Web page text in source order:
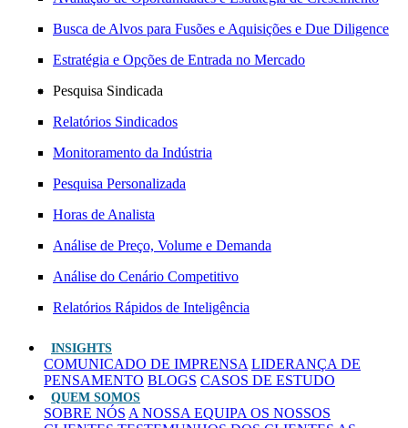
Busca de Alvos para Fusões e Aquisições e Due Diligence
Estratégia e Opções de Entrada no Mercado
Pesquisa Sindicada
Relatórios Sindicados
Monitoramento da Indústria
Pesquisa Personalizada
Horas de Analista
Análise de Preço, Volume e Demanda
Análise do Cenário Competitivo
Relatórios Rápidos de Inteligência
INSIGHTS
COMUNICADO DE IMPRENSA LIDERANÇA DE
PENSAMENTO BLOGS CASOS DE ESTUDO
QUEM SOMOS
SOBRE NÓS A NOSSA EQUIPA OS NOSSOS